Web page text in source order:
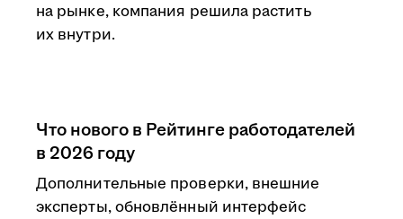
на рынке, компания решила растить
их внутри.
Что нового в Рейтинге работодателей
в 2026 году
Дополнительные проверки, внешние
эксперты, обновлённый интерфейс